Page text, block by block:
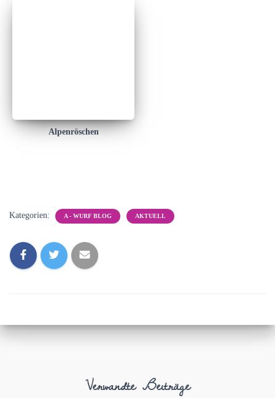
Alpenröschen
Kategorien: A - WURF BLOG AKTUELL
Verwandte Beiträge